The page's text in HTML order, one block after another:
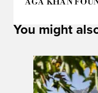
You might